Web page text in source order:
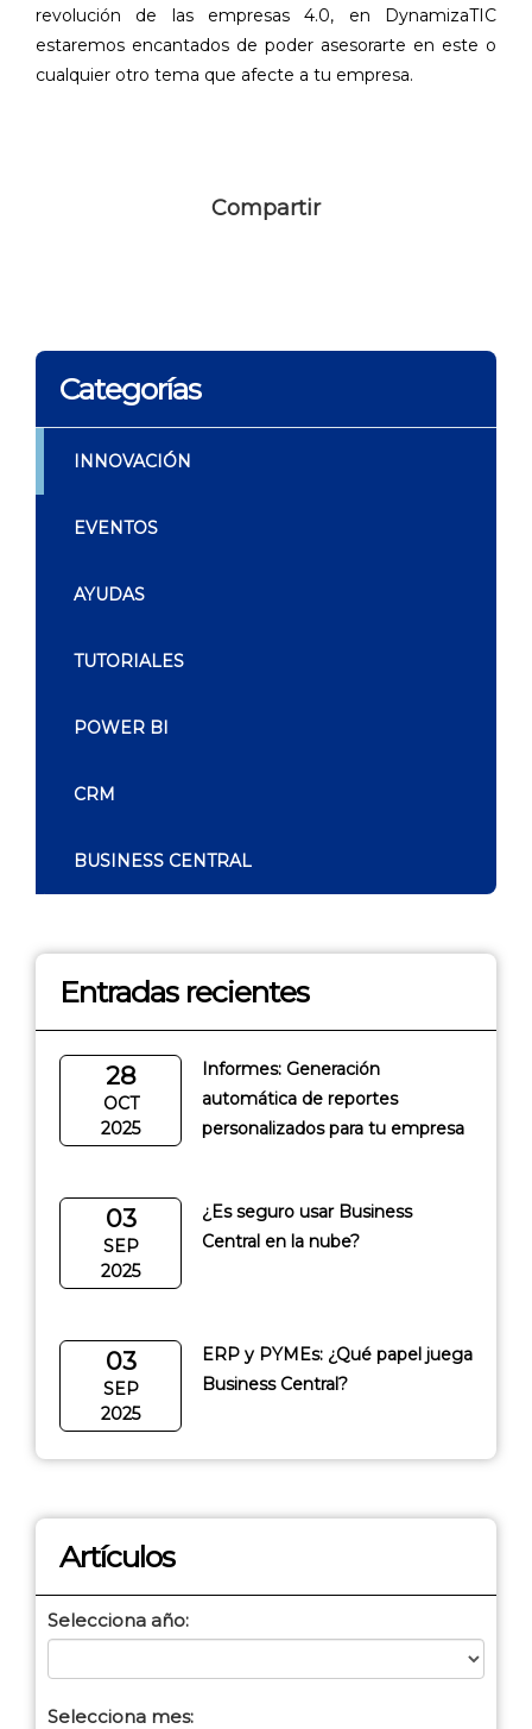
revolución de las empresas 4.0, en DynamizaTIC
estaremos encantados de poder asesorarte en este o
cualquier otro tema que afecte a tu empresa.
Compartir
Categorías
INNOVACIÓN
EVENTOS
AYUDAS
TUTORIALES
POWER BI
CRM
BUSINESS CENTRAL
Entradas recientes
28
OCT
2025
Informes: Generación
automática de reportes
personalizados para tu empresa
03
SEP
2025
¿Es seguro usar Business
Central en la nube?
03
SEP
2025
ERP y PYMEs: ¿Qué papel juega
Business Central?
Artículos
Selecciona año:
Selecciona mes: